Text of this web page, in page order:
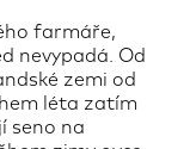
farmáře,
nevypadá. Od
zemi od
léta zatím
seno na